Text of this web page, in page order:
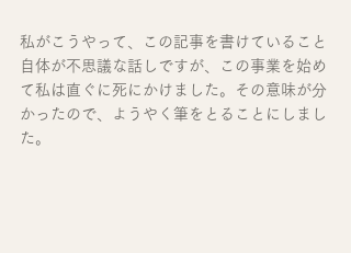
私がこうやって、この記事を書けていること
自体が不思議な話しですが、この事業を始め
て私は直ぐに死にかけました。その意味が分
かったので、ようやく筆をとることにしまし
た。